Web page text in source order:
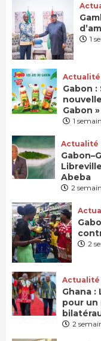
1
Actualité
Gabon
Gabon »
1
Actualité
Abeba
2
2
Actualité
Ghana :
pour
2